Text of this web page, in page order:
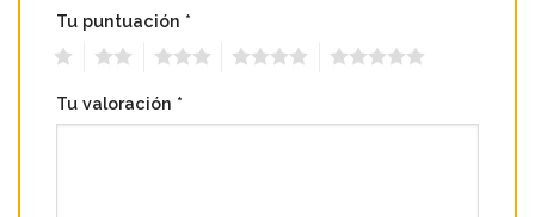
Tu puntuación *
Tu valoración *